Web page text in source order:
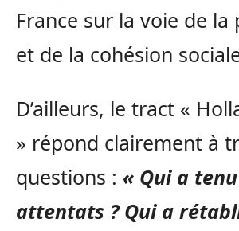
France sur la voie de la
et de la cohésion
D’ailleurs, le tract «
» répond clairement à
questions : « Qui a
attentats ? Qui a